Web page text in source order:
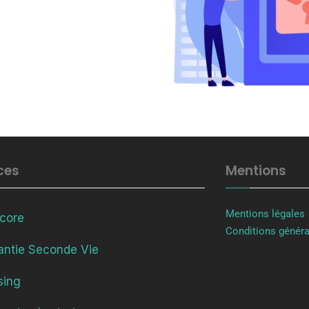
Seconde Vie
Mentions
Mentions légales
Conditions